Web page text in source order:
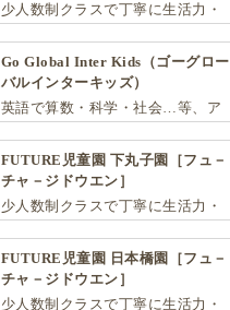
少人数制クラスで丁寧に生活力・
Go Global Inter Kids（ゴーグロー
バルインターキッズ）
英語で算数・科学・社会…等、ア
的に伸ばし世界で活躍する子ども
達を育む少人数制のプリスクール
です。
FUTURE児童園 下丸子園［フュ－
チャ－ジドウエン］
少人数制クラスで丁寧に生活力・
能性を広げます！
FUTURE児童園 日本橋園［フュ－
チャ－ジドウエン］
少人数制クラスで丁寧に生活力・